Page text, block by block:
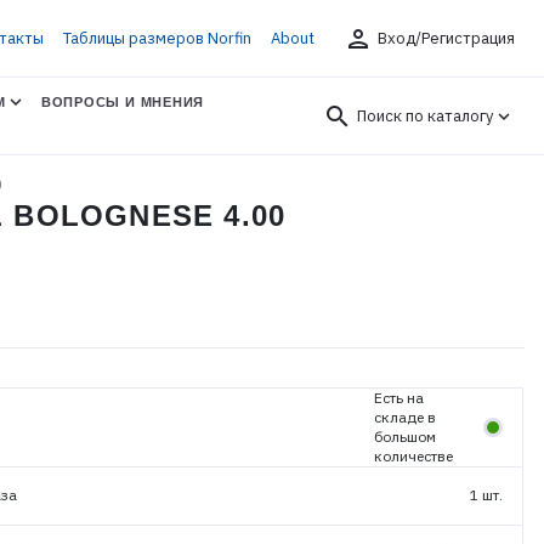
Таблицы размеров Norfin About person Вход/Регистрация
ВОПРОСЫ И МНЕНИЯ
search Поиск по каталогу
4.00
Есть на
складе в
большом
количестве
1 шт.